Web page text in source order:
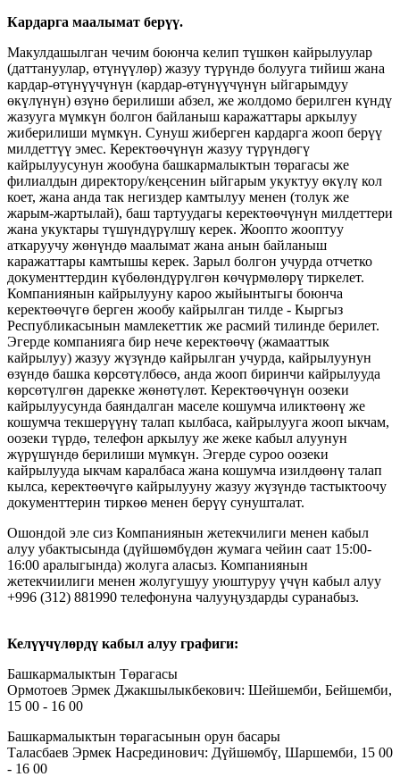
Кардарга маалымат берүү.
Макулдашылган чечим боюнча келип түшкөн кайрылуулар
(даттануулар, өтүнүүлөр) жазуу түрүндө болууга тийиш жана
кардар-өтүнүүчүнүн (кардар-өтүнүүчүнүн ыйгарымдуу
өкүлүнүн) өзүнө берилиши абзел, же жолдомо берилген күндү
жазууга мүмкүн болгон байланыш каражаттары аркылуу
жиберилиши мүмкүн. Сунуш жиберген кардарга жооп берүү
милдеттүү эмес. Керектөөчүнүн жазуу түрүндөгү
кайрылуусунун жообуна башкармалыктын төрагасы же
филиалдын директору/кеңсенин ыйгарым укуктуу өкүлү кол
коет, жана анда так негиздер камтылуу менен (толук же
жарым-жартылай), баш тартуудагы керектөөчүнүн милдеттери
жана укуктары түшүндүрүлшү керек. Жоопто жооптуу
аткаруучу жөнүндө маалымат жана анын байланыш
каражаттары камтышы керек. Зарыл болгон учурда отчетко
документтердин күбөлөндүрүлгөн көчүрмөлөрү тиркелет.
Компаниянын кайрылууну кароо жыйынтыгы боюнча
керектөөчүгө берген жообу кайрылган тилде - Кыргыз
Республикасынын мамлекеттик же расмий тилинде берилет.
Эгерде компанияга бир нече керектөөчү (жамааттык
кайрылуу) жазуу жүзүндө кайрылган учурда, кайрылуунун
өзүндө башка көрсөтүлбөсө, анда жооп биринчи кайрылууда
көрсөтүлгөн дарекке жөнөтүлөт. Керектөөчүнүн оозеки
кайрылуусунда баяндалган маселе кошумча иликтөөнү же
кошумча текшерүүнү талап кылбаса, кайрылууга жооп ыкчам,
оозеки түрдө, телефон аркылуу же жеке кабыл алуунун
жүрүшүндө берилиши мүмкүн. Эгерде суроо оозеки
кайрылууда ыкчам каралбаса жана кошумча изилдөөнү талап
кылса, керектөөчүгө кайрылууну жазуу жүзүндө тастыктоочу
документтерин тиркөө менен берүү сунушталат.
Ошондой эле сиз Компаниянын жетекчилиги менен кабыл
алуу убактысында (дүйшөмбүдөн жумага чейин саат 15:00-
16:00 аралыгында) жолуга аласыз. Компаниянын
жетекчиилиги менен жолугушуу уюштуруу үчүн кабыл алуу
+996 (312) 881990 телефонуна чалууңуздарды суранабыз.
Келүүчүлөрдү кабыл алуу графиги:
Башкармалыктын Төрагасы
Ормотоев Эрмек Джакшылыкбекович: Шейшемби, Бейшемби,
15 00 - 16 00
Башкармалыктын төрагасынын орун басары
Таласбаев Эрмек Насрединович: Дүйшөмбү, Шаршемби, 15 00
- 16 00